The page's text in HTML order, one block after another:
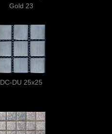
Gold 23
DC-DU 25x25